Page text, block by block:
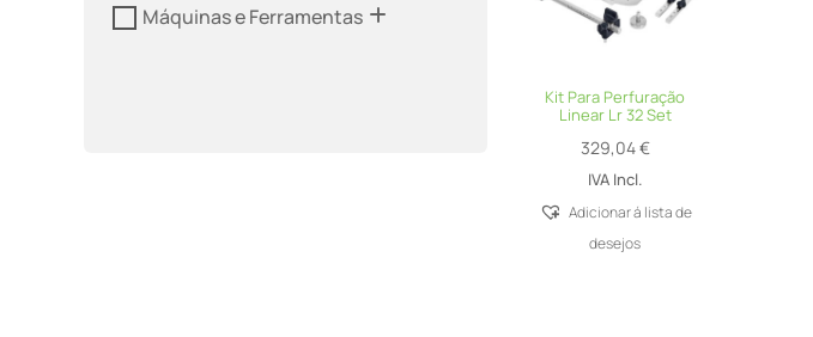
Máquinas e Ferramentas
Kit Para Perfuração
Linear Lr 32 Set
329,04€
IVA Incl.
Adicionar á lista de
desejos